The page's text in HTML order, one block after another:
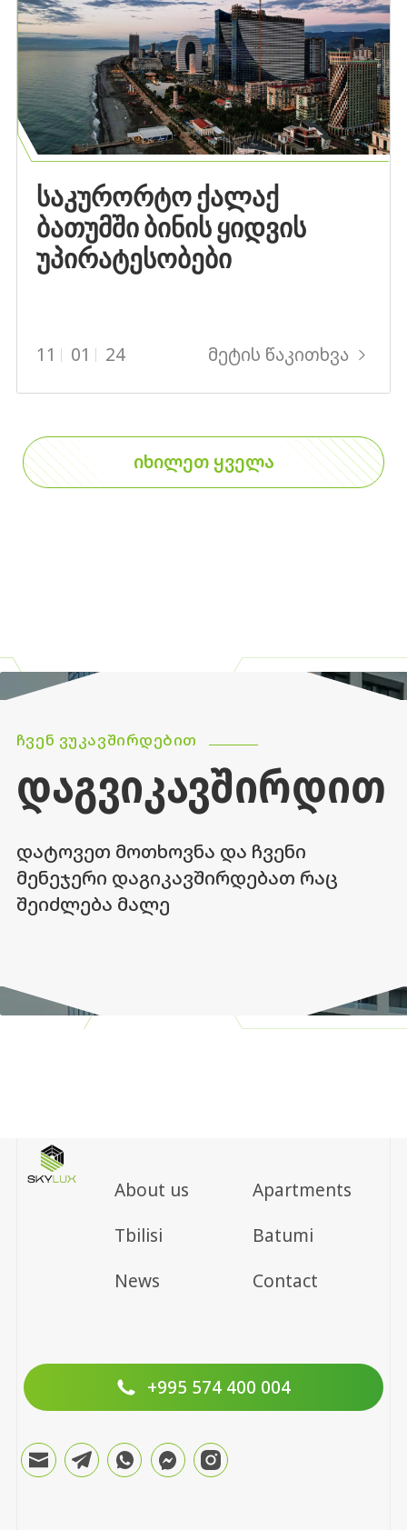
ᲘᲮᲘᲚᲔᲗ ᲧᲕᲔᲚᲐ
ᲡᲐᲙᲣᲠᲝᲠᲢᲝ ᲥᲐᲚᲐᲥ
ᲑᲐᲗᲣᲛᲨᲘ ᲑᲘᲜᲘᲡ ᲧᲘᲓᲕᲘᲡ
ᲣᲞᲘᲠᲐᲢᲔᲡᲝᲑᲔᲑᲘ
11 01 24 მეტის წაკითხვა
ᲩᲕᲔᲜ ᲕᲣᲙᲐᲕᲨᲘᲠᲓᲔᲑᲘᲗ
ᲓᲐᲒᲕᲘᲙᲐᲕᲨᲘᲠᲓᲘᲗ
დატოვეთ მოთხოვნა და ჩვენი
მენეჯერი დაგიკავშირდებათ რაც
შეიძლება მალე
About us
Apartments
Tbilisi
Batumi
News
Contact
+995 574 400 004